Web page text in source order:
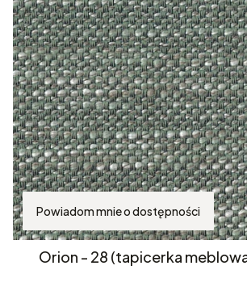
Powiadom mnie o dostępności
Orion - 28 (tapicerka